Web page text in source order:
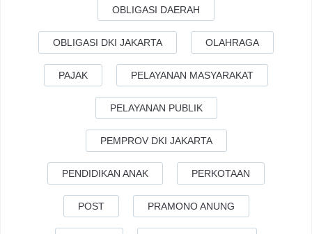
OBLIGASI DAERAH
OBLIGASI DKI JAKARTA OLAHRAGA
PAJAK PELAYANAN MASYARAKAT
PELAYANAN PUBLIK
PEMPROV DKI JAKARTA
PENDIDIKAN ANAK PERKOTAAN
POST PRAMONO ANUNG